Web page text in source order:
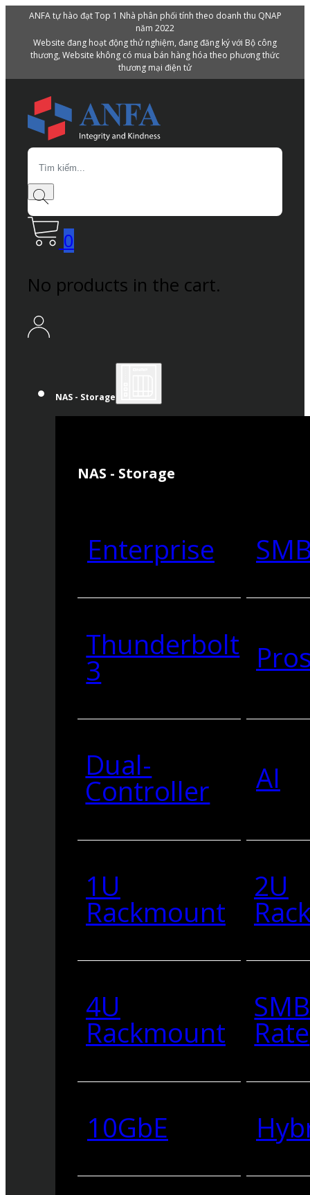
ANFA tự hào đạt Top 1 Nhà phân phối tính theo doanh thu QNAP
năm 2022
Website đang hoạt động thử nghiệm, đang đăng ký với Bộ công
thương, Website không có mua bán hàng hóa theo phương thức
thương mại điện tử
Search
0
No products in the cart.
NAS - Storage
NAS - Storage
Enterprise
Thunderbolt
3
Dual-
Controller AI
1U
Rackmount
2U
4U
Rackmount Rate
10GbE